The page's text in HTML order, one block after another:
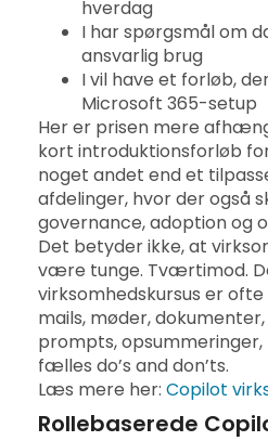
hverdag
I har spørgsmål om
ansvarlig brug
I vil have et forløb,
Microsoft 365-setup
Her er prisen mere
kort introduktionsforløb
noget andet end et
afdelinger, hvor der også
governance, adoption og
Det betyder ikke, at
være tunge. Tværtimod.
virksomhedskursus er
mails, møder,
prompts,
fælles do’s and don’ts.
Læs mere her: Copilot
Rollebaserede